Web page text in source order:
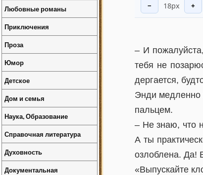
− 18px +
– И
тебя не
дергается,
Энди медленно
пальцем.
– Не знаю, что
А ты
озлоблена. Да!
«Выпускайте
Любовные романы
Приключения
Проза
Юмор
Детское
Дом и семья
Наука, Образование
Справочная литература
Духовность
Документальная